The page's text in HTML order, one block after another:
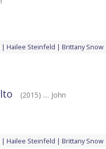
Hailee Steinfeld Brittany Snow
(2015) .... John
Hailee Steinfeld Brittany Snow